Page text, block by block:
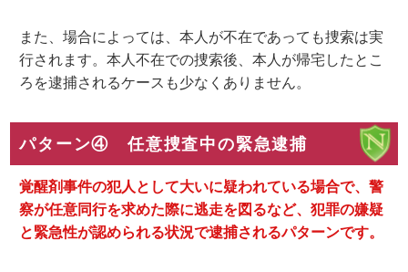
また、場合によっては、本人が不在であっても捜索は実
行されます。本人不在での捜索後、本人が帰宅したとこ
ろを逮捕されるケースも少なくありません。
パターン④ 任意捜査中の緊急逮捕
覚醒剤事件の犯人として大いに疑われている場合で、警
察が任意同行を求めた際に逃走を図るなど、犯罪の嫌疑
と緊急性が認められる状況で逮捕されるパターンです。